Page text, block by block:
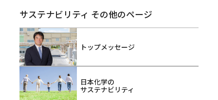
サステナビリティ その他のページ
トップメッセージ
日本化学の
サステナビリティ